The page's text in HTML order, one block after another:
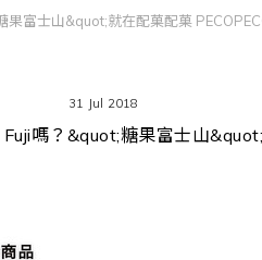
富士山&quot;就在配菓配菓
31 Jul 2018
嗎？&quot;糖果富士山